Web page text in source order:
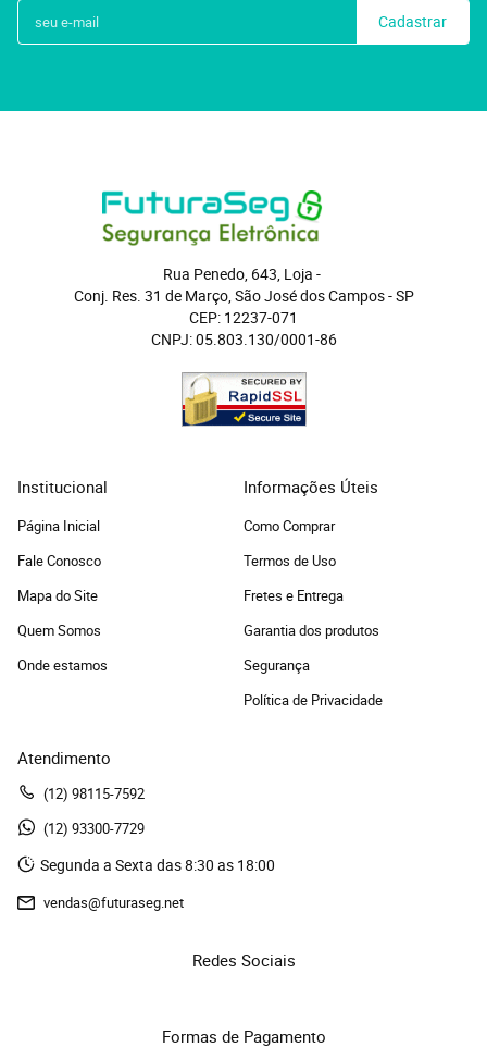
Cadastrar
Rua Penedo, 643, Loja -
Conj. Res. 31 de Março, São José dos Campos - SP
CEP: 12237-071
CNPJ: 05.803.130/0001-86
Institucional
Página Inicial
Fale Conosco
Mapa do Site
Quem Somos
Onde estamos
Informações Úteis
Como Comprar
Termos de Uso
Fretes e Entrega
Garantia dos produtos
Segurança
Política de Privacidade
Atendimento
(12) 98115-7592
(12) 93300-7729
Segunda a Sexta das 8:30 as 18:00
vendas@futuraseg.net
Redes Sociais
Formas de Pagamento